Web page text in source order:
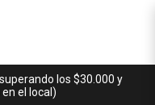
los $30.000 y
el local)